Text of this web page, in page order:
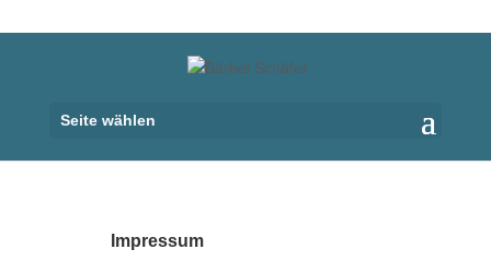
Seite wählen
Impressum